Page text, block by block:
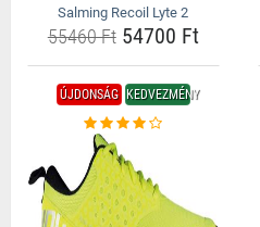
Salming Recoil Lyte 2
55460 Ft54700 Ft
ÚJDONSÁG KEDVEZMÉNY